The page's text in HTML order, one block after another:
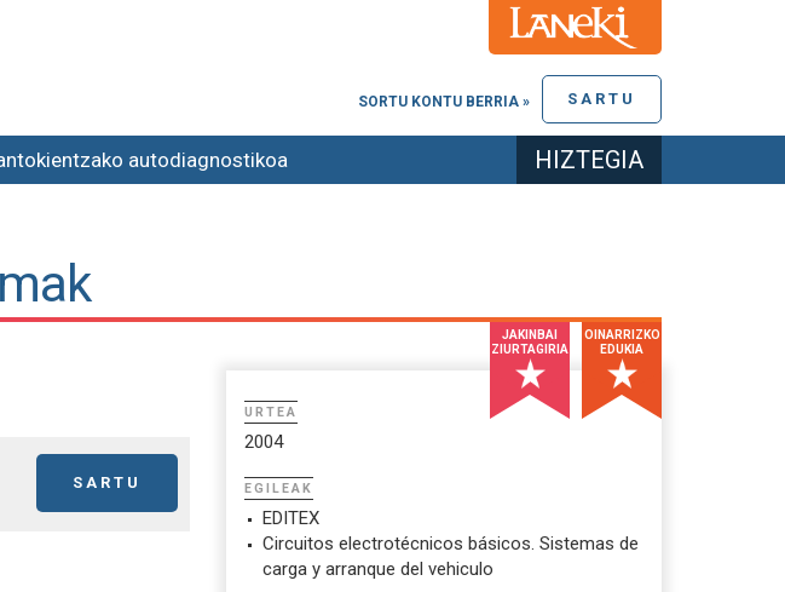
SARTU
SORTU KONTU BERRIA »
autodiagnostikoa HIZTEGIA
SARTU
JAKINBAI
ZIURTAGIRIA
OINARRIZKO
EDUKIA
URTEA
2004
EGILEAK
EDITEX
Circuitos electrotécnicos básicos. Sistemas de
carga y arranque del vehiculo